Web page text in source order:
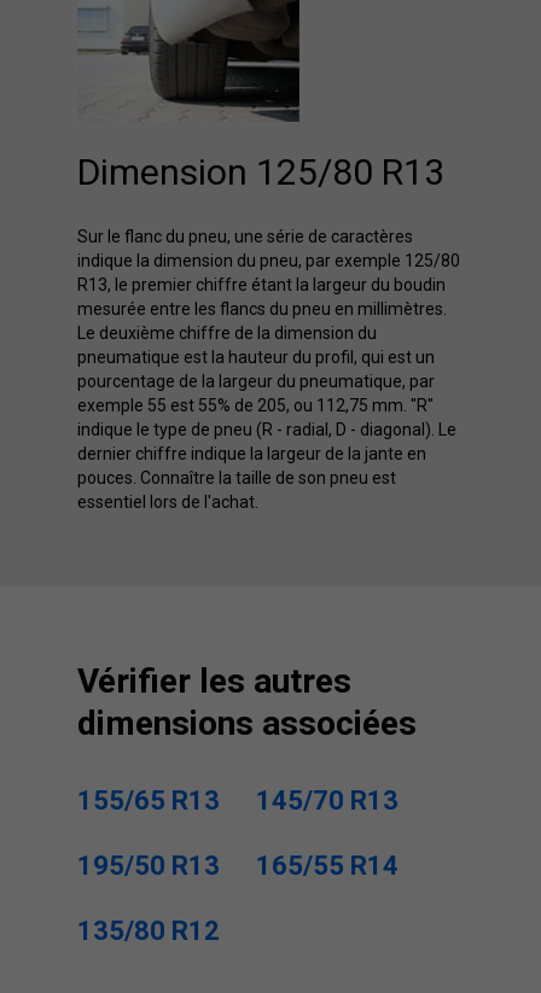
Dimension 125/80 R13
Sur le flanc du pneu, une série de caractères
indique la dimension du pneu, par exemple 125/80
R13, le premier chiffre étant la largeur du boudin
mesurée entre les flancs du pneu en millimètres.
Le deuxième chiffre de la dimension du
pneumatique est la hauteur du profil, qui est un
pourcentage de la largeur du pneumatique, par
exemple 55 est 55% de 205, ou 112,75 mm. "R"
indique le type de pneu (R - radial, D - diagonal). Le
dernier chiffre indique la largeur de la jante en
pouces. Connaître la taille de son pneu est
essentiel lors de l'achat.
Vérifier les autres
dimensions associées
155/65 R13 145/70 R13
195/50 R13 165/55 R14
135/80 R12